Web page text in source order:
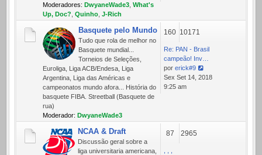
Moderadores: DwyaneWade3 What's
Up, Doc? Quinho J-Rich
Basquete pelo Mundo
Tudo que rola de melhor no
Basquete mundial...
Torneios de Seleções,
Euroliga, Liga ACB/Endesa, Liga
Argentina, Liga das Américas e
campeonatos mundo afora... História do
basquete FIBA. Streetball (Basquete de
rua)
Moderador: DwyaneWade3
160 10171
Re: PAN - Brasil
campeão! Inv…
por erick#9
Ver
última
Sex Set 14, 2018
9:25 am
NCAA & Draft
Discussão geral sobre a
liga universitaria americana,
87 2965